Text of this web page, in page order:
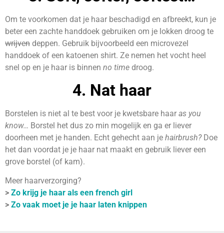
Om te voorkomen dat je haar beschadigd en afbreekt, kun je
beter een zachte handdoek gebruiken om je lokken droog te
wrijven deppen. Gebruik bijvoorbeeld een microvezel
handdoek of een katoenen shirt. Ze nemen het vocht heel
snel op en je haar is binnen no time droog.
4. Nat haar
Borstelen is niet al te best voor je kwetsbare haar as you
know… Borstel het dus zo min mogelijk en ga er liever
doorheen met je handen. Echt gehecht aan je hairbrush? Doe
het dan voordat je je haar nat maakt en gebruik liever een
grove borstel (of kam).
Meer haarverzorging?
> Zo krijg je haar als een french girl
> Zo vaak moet je je haar laten knippen